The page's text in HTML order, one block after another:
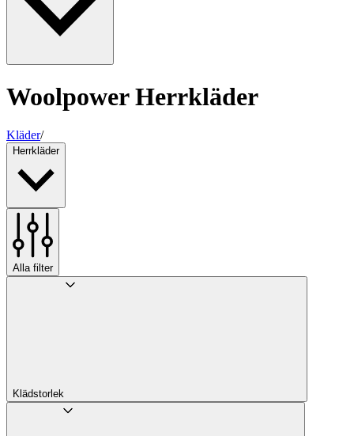
Woolpower Herrkläder
Kläder/
Herrkläder
Alla filter
Klädstorlek